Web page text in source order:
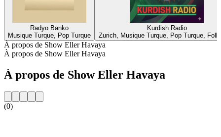
Radyo Banko
Musique Turque, Pop Turque
Kurdish Radio
Zurich, Musique Turque, Pop Turque,
À propos de Show Eller Havaya
À propos de Show Eller Havaya
À propos de Show Eller Havaya
(0)